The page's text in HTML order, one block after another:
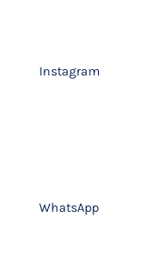
Instagram
WhatsApp